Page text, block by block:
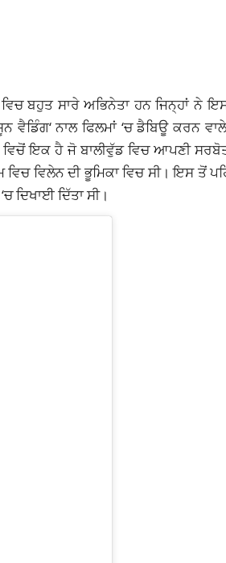
ਵਿਚ ਬਹੁਤ ਸਾਰੇ ਅਭਿਨੇਤਾ ਹਨ ਜਿਨ੍ਹਾਂ ਨੇ
ਵੈਡਿੰਗ‘ ਨਾਲ ਫਿਲਮਾਂ ‘ਚ ਡੈਬਿਊ ਕਰਨ
ਇਕ ਹੈ ਜੋ ਬਾਲੀਵੁੱਡ ਵਿਚ ਆਪਣੀ
ਵਿਚ ਵਿਲੇਨ ਦੀ ਭੂਮਿਕਾ ਵਿਚ ਸੀ। ਇਸ ਤੋਂ
ਦਿਖਾਈ ਦਿੱਤਾ ਸੀ।